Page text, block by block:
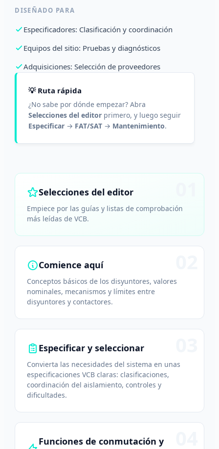
DISEÑADO PARA
Especificadores: Clasificación y coordinación
Equipos del sitio: Pruebas y diagnósticos
Adquisiciones: Selección de proveedores
💡 Ruta rápida
¿No sabe por dónde empezar? Abra
Selecciones del editor primero, y luego seguir
Especificar → FAT/SAT → Mantenimiento.
Selecciones del editor
Empiece por las guías y listas de comprobación
más leídas de VCB.
Comience aquí
Conceptos básicos de los disyuntores, valores
nominales, mecanismos y límites entre
disyuntores y contactores.
Especificar y seleccionar
Convierta las necesidades del sistema en unas
especificaciones VCB claras: clasificaciones,
coordinación del aislamiento, controles y
dificultades.
Funciones de conmutación y